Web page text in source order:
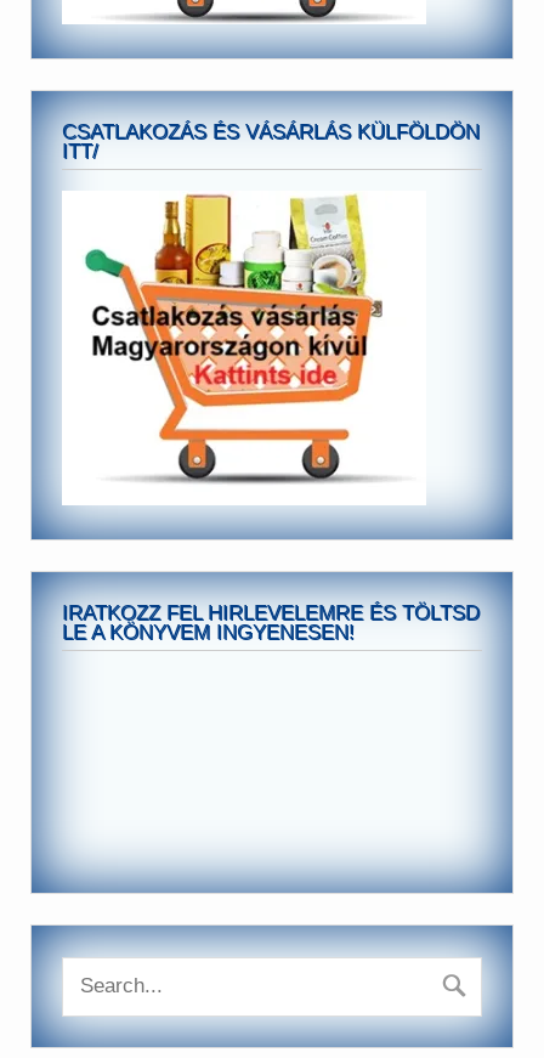
CSATLAKOZÁS ÉS VÁSÁRLÁS KÜLFÖLDÖN
ITT/
IRATKOZZ FEL HIRLEVELEMRE ÉS TÖLTSD
LE A KÖNYVEM INGYENESEN!